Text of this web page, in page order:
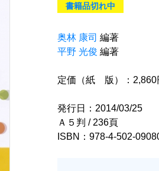
書籍品切れ中
奥林 康司 編著
平野 光俊 編著
定価（紙 版）：2,860
発行日：2014/03/25
Ａ５判 / 236頁
ISBN：978-4-502-